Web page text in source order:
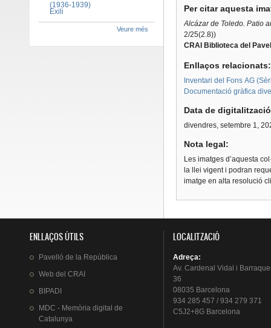
Per citar aquesta
Alcázar de Toledo. Patio
2/25(2.8))
CRAI Biblioteca del
Enllaços
Inventari del Fons AG
Documentació gràfica
Data de
divendres, setembre 1,
Nota legal:
Les imatges d’aquesta
la llei vigent i podran
imatge en alta resolució
(1936-1939)
Exili
Veure més
ENLLAÇOS ÚTILS
Pavelló de la República
Web del CRAI
BIPADI
MDC - Memòria digital de
Catalunya
LOCALITZACIÓ
Adreça:
Av. Cardenal Vidal i
36
08035 Barcelona
934 285 457 / 934 279 371
C5J2+8G Barcelona